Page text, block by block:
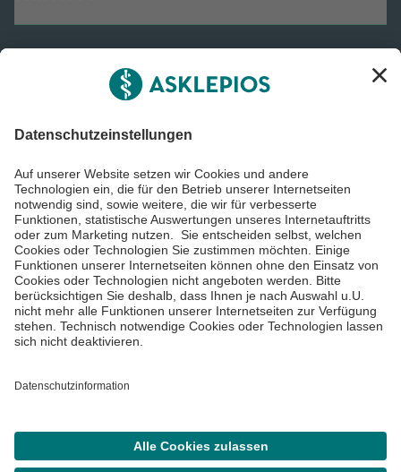
Informiert bleiben
Impressum
Datenschutzinformationen
Barrierefreiheit